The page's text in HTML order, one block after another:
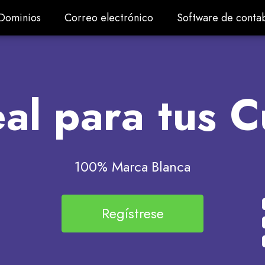
Correo electrónico
Correo electrónico Software de
Software de
para tus
100% Marca Blanca
Regístrese